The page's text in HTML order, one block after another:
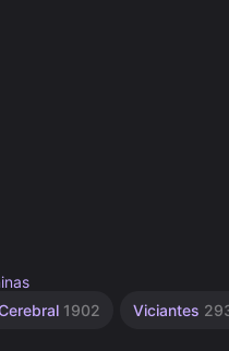
1902 Viciantes